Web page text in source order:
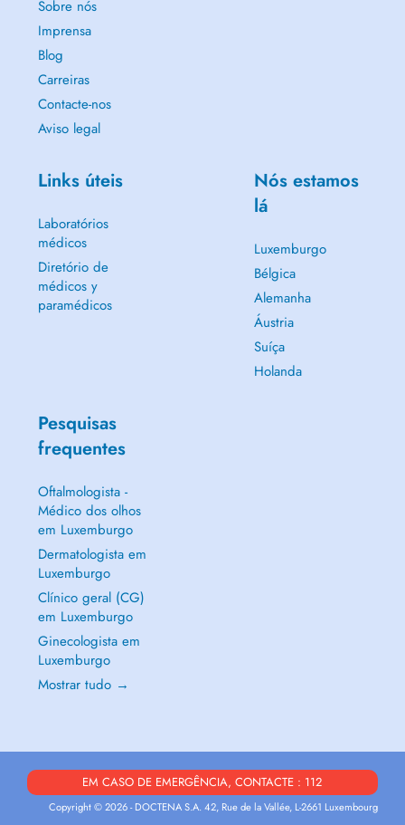
Sobre nós
Imprensa
Blog
Carreiras
Contacte-nos
Aviso legal
Links úteis
Laboratórios
médicos
Diretório de
médicos y
paramédicos
Nós estamos
lá
Luxemburgo
Bélgica
Alemanha
Áustria
Suíça
Holanda
Pesquisas
frequentes
Oftalmologista -
Médico dos olhos
em Luxemburgo
Dermatologista em
Luxemburgo
Clínico geral (CG)
em Luxemburgo
Ginecologista em
Luxemburgo
Mostrar tudo →
EM CASO DE EMERGÊNCIA, CONTACTE : 112
Copyright © 2026 - DOCTENA S.A. 42, Rue de la Vallée, L-2661 Luxembourg